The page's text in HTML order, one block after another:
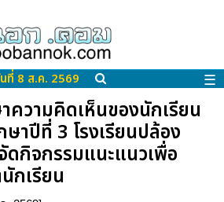
ที่ 8 ส.ค. 2569 ☰
ความคิดเห็นของนักเรียน
าปีที่ 3 โรงเรียนปล้อง
กิจกรรมแนะแนวเพื่อ
กเรียน